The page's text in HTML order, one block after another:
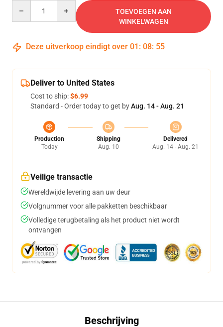
TOEVOEGEN AAN
WINKELWAGEN
Deze uitverkoop eindigt over 01 : 08: 54
Deliver to United States
Cost to ship:$6.99
Standard - Order today to get byAug. 14 - Aug. 21
Production
Today
Shipping
Aug. 10
Delivered
Aug. 14 - Aug. 21
Veilige transactie
Wereldwijde levering aan uw deur
Volgnummer voor alle pakketten beschikbaar
Volledige terugbetaling als het product niet wordt
ontvangen
Beschrijving